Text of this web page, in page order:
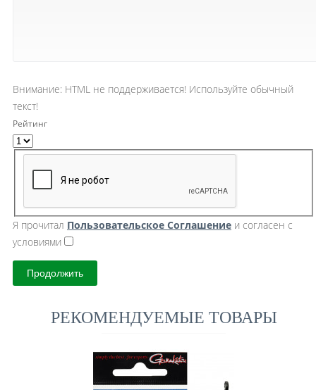
Внимание: HTML не поддерживается! Используйте обычный
текст!
Рейтинг
Я прочитал Пользовательское Cоглашение и согласен с
условиями
Продолжить
РЕКОМЕНДУЕМЫЕ ТОВАРЫ